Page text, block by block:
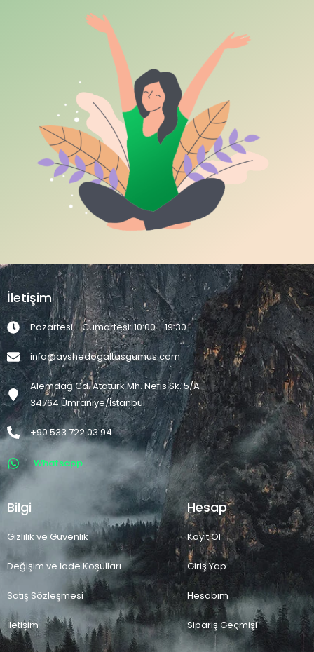
İletişim
Pazartesi - Cumartesi: 10:00 - 19:30
info@ayshedogaltasgumus.com
Alemdağ Cd. Atatürk Mh. Nefis Sk. 5/A
34764 Ümraniye/İstanbul
+90 533 722 03 94
Whatsapp
Bilgi
Gizlilik ve Güvenlik
Değişim ve İade Koşulları
Satış Sözleşmesi
İletişim
Hesap
Kayıt Ol
Giriş Yap
Hesabım
Sipariş Geçmişi